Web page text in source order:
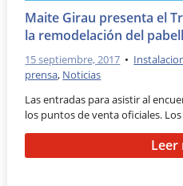
Maite Girau presenta el
la remodelación del
15 septiembre, 2017 •
prensa, Noticias
Las entradas para asistir al
los puntos de venta oficiales.
Leer